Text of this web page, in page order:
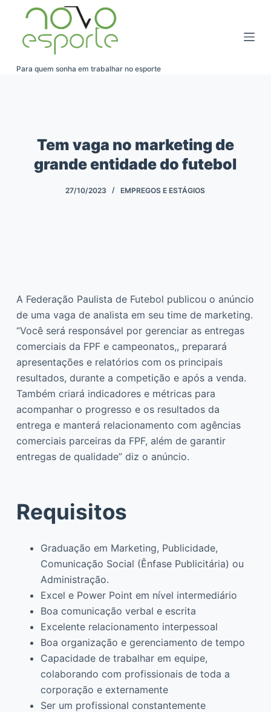
Para quem sonha em trabalhar no esporte
Tem vaga no marketing de
grande entidade do futebol
27/10/2023 EMPREGOS E ESTÁGIOS
A Federação Paulista de Futebol publicou o anúncio
de uma vaga de analista em seu time de marketing.
“Você será responsável por gerenciar as entregas
comerciais da FPF e campeonatos,, preparará
apresentações e relatórios com os principais
resultados, durante a competição e após a venda.
Também criará indicadores e métricas para
acompanhar o progresso e os resultados da
entrega e manterá relacionamento com agências
comerciais parceiras da FPF, além de garantir
entregas de qualidade” diz o anúncio.
Requisitos
Graduação em Marketing, Publicidade,
Comunicação Social (Ênfase Publicitária) ou
Administração.
Excel e Power Point em nível intermediário
Boa comunicação verbal e escrita
Excelente relacionamento interpessoal
Boa organização e gerenciamento de tempo
Capacidade de trabalhar em equipe,
colaborando com profissionais de toda a
corporação e externamente
Ser um profissional constantemente